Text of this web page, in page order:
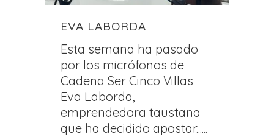
EVA LABORDA
Esta semana ha pasado
por los micrófonos de
Cadena Ser Cinco Villas
Eva Laborda,
emprendedora taustana
que ha decidido apostar......